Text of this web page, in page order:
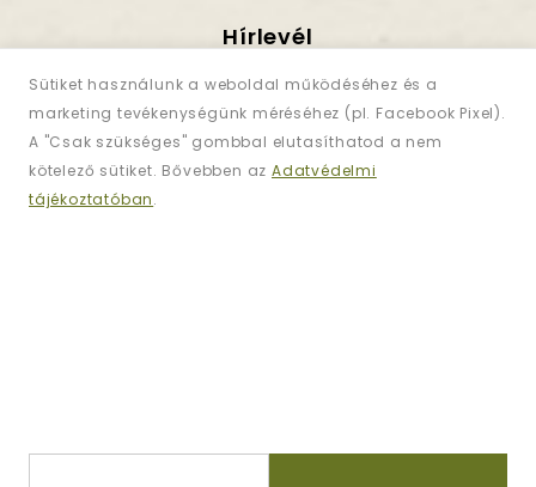
Sütiket használunk a weboldal működéséhez és a
marketing tevékenységünk méréséhez (pl. Facebook Pixel).
A "Csak szükséges" gombbal elutasíthatod a nem
kötelező sütiket. Bővebben az Adatvédelmi
tájékoztatóban.
Hírlevél
Iratkozzon Fel!
Regisztráljon és iratkozzon fel
az akciókért!